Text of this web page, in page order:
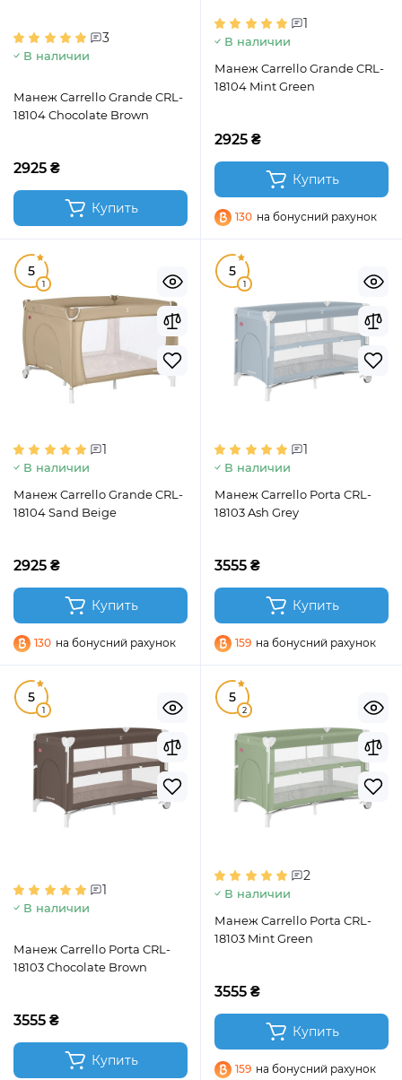
3
В наличии
Манеж Carrello Grande CRL-
18104 Chocolate Brown
2925 ₴
Купить
1
В наличии
Манеж Carrello Grande CRL-
18104 Mint Green
2925 ₴
Купить
130 на бонусний рахунок
5
1
1
В наличии
Манеж Carrello Grande CRL-
18104 Sand Beige
2925 ₴
Купить
130 на бонусний рахунок
5
1
1
В наличии
Манеж Carrello Porta CRL-
18103 Ash Grey
3555 ₴
Купить
159 на бонусний рахунок
5
1
1
В наличии
Манеж Carrello Porta CRL-
18103 Chocolate Brown
3555 ₴
Купить
5
2
2
В наличии
Манеж Carrello Porta CRL-
18103 Mint Green
3555 ₴
Купить
159 на бонусний рахунок